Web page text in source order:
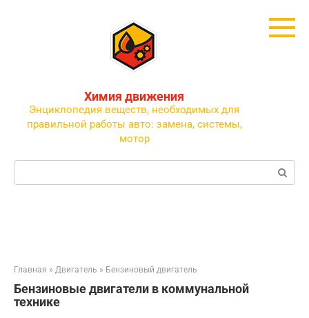
Химия движения
Энциклопедия веществ, необходимых для
правильной работы авто: замена, системы,
мотор
Поиск:
Главная » Двигатель » Бензиновый двигатель
Бензиновые двигатели в коммунальной
технике